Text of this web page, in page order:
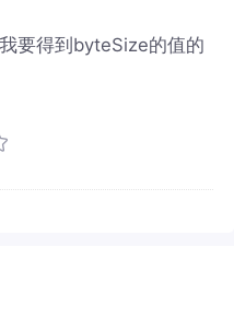
要得到byteSize的值的